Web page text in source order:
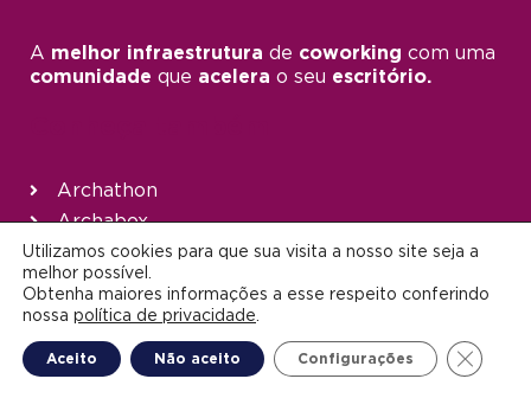
A melhor infraestrutura de coworking com uma
comunidade que acelera o seu escritório.
Archathon
Archabox
Políticas de privacidade
Siga-nos
Utilizamos cookies para que sua visita a nosso site seja a
melhor possível.
Obtenha maiores informações a esse respeito conferindo
nossa política de privacidade
Aceito Não aceito Configurações Close